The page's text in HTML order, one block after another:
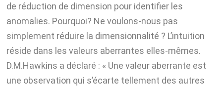
de réduction de dimension pour identifier les
anomalies. Pourquoi? Ne voulons-nous pas
simplement réduire la dimensionnalité ? L’intuition
réside dans les valeurs aberrantes elles-mêmes.
D.M.Hawkins a déclaré : « Une valeur aberrante est
une observation qui s’écarte tellement des autres